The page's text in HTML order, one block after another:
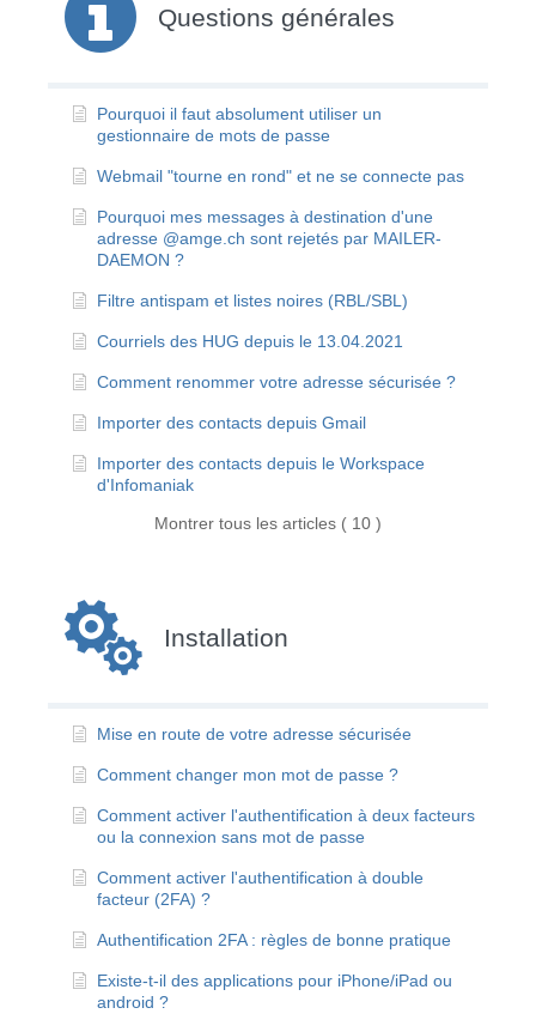
Questions générales
Pourquoi il faut absolument utiliser un
gestionnaire de mots de passe
Webmail "tourne en rond" et ne se connecte pas
Pourquoi mes messages à destination d'une
adresse @amge.ch sont rejetés par MAILER-
DAEMON ?
Filtre antispam et listes noires (RBL/SBL)
Courriels des HUG depuis le 13.04.2021
Comment renommer votre adresse sécurisée ?
Importer des contacts depuis Gmail
Importer des contacts depuis le Workspace
d'Infomaniak
Montrer tous les articles ( 10 )
Installation
Mise en route de votre adresse sécurisée
Comment changer mon mot de passe ?
Comment activer l'authentification à deux facteurs
ou la connexion sans mot de passe
Comment activer l'authentification à double
facteur (2FA) ?
Authentification 2FA : règles de bonne pratique
Existe-t-il des applications pour iPhone/iPad ou
android ?